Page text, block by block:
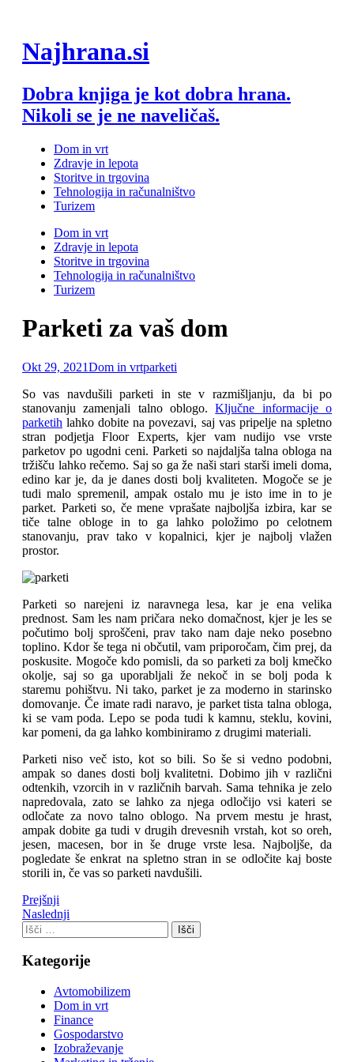
content
Najhrana.si
Dobra knjiga je kot dobra hrana.
Nikoli se je ne naveličaš.
Dom in vrt
Zdravje in lepota
Storitve in trgovina
Tehnologija in računalništvo
Turizem
Dom in vrt
Zdravje in lepota
Storitve in trgovina
Tehnologija in računalništvo
Turizem
Parketi za vaš dom
Okt 29, 2021Dom in vrtparketi
So vas navdušili parketi in ste v razmišljanju, da bi po
stanovanju zamenjali talno oblogo.Ključne informacije o
parketih lahko dobite na povezavi, saj vas pripelje na spletno
stran podjetja Floor Experts, kjer vam nudijo vse vrste
parketov po ugodni ceni. Parketi so najdaljša talna obloga na
tržišču lahko rečemo. Saj so ga že naši stari starši imeli doma,
edino kar je, da je danes dosti bolj kvaliteten. Mogoče se je
tudi malo spremenil, ampak ostalo mu je isto ime in to je
parket. Parketi so, če mene vprašate najboljša izbira, kar se
tiče talne obloge in to ga lahko položimo po celotnem
stanovanju, prav tako v kopalnici, kjer je najbolj vlažen
prostor.
Parketi so narejeni iz naravnega lesa, kar je ena velika
prednost. Sam les nam pričara neko domačnost, kjer je les se
počutimo bolj sproščeni, prav tako nam daje neko posebno
toplino. Kdor še tega ni občutil, vam priporočam, čim prej, da
poskusite. Mogoče kdo pomisli, da so parketi za bolj kmečko
okolje, saj so ga uporabljali že nekoč in se bolj poda k
staremu pohištvu. Ni tako, parket je za moderno in starinsko
domovanje. Če imate radi naravo, je parket tista talna obloga,
ki se vam poda. Lepo se poda tudi k kamnu, steklu, kovini,
kar pomeni, da ga lahko kombiniramo z drugimi materiali.
Parketi niso več isto, kot so bili. So še si vedno podobni,
ampak so danes dosti bolj kvalitetni. Dobimo jih v različni
odtenkih, vzorcih in v različnih barvah. Sama tehnika je zelo
napredovala, zato se lahko za njega odločijo vsi kateri se
odločate za novo talno oblogo. Na prvem mestu je hrast,
ampak dobite ga tudi v drugih drevesnih vrstah, kot so oreh,
jesen, macesen, bor in še druge vrste lesa. Najboljše, da
pogledate še enkrat na spletno stran in se odločite kaj boste
storili in, če vas so parketi navdušili.
Prejšnji
Naslednji
Kategorije
Avtomobilizem
Dom in vrt
Finance
Gospodarstvo
Izobraževanje